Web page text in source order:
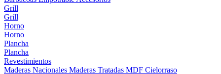
Grill
Grill
Horno
Horno
Plancha
Plancha
Revestimientos
Maderas Nacionales Maderas Tratadas MDF Cielorraso